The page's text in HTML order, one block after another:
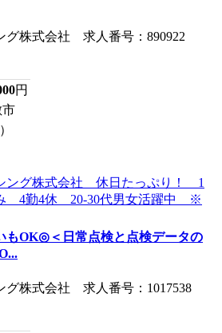
グ株式会社 求人番号：890922
円
市
もOK◎＜日常点検と点検データの
グ株式会社 求人番号：1017538